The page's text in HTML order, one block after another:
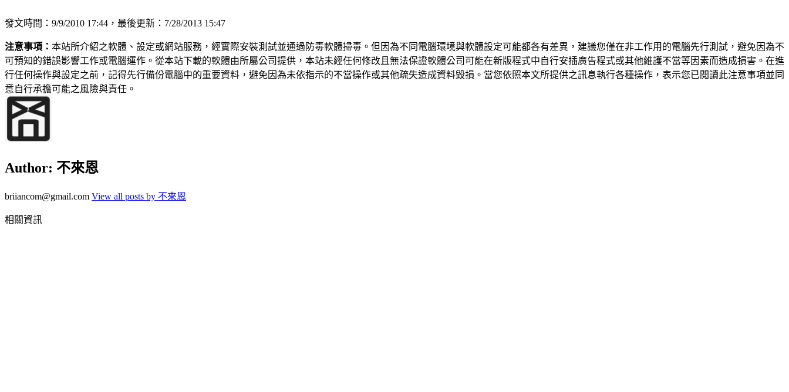
發文時間：9/9/2010 17:44，最後更新：7/28/2013 15:47
注意事項： 本站所介紹之軟體、設定或網站服務，經實際安裝測試並通過防毒軟體掃毒。但因為不同電腦環境與軟體設定可能都各有差異，建議您僅在非工作用的電腦先行測試，避免因為不
可預知的錯誤影響工作或電腦運作。從本站下載的軟體由所屬公司提供，本站未經任何修改且無法保證軟體公司可能在新版程式中自行安插廣告程式或其他維護不當等因素而造成損害。在進
行任何操作與設定之前，記得先行備份電腦中的重要資料，避免因為未依指示的不當操作或其他疏失造成資料毀損。當您依照本文所提供之訊息執行各種操作，表示您已閱讀此注意事項並同
意自行承擔可能之風險與責任。
Author: 不來恩
briiancom@gmail.com View all posts by 不來恩
相關資訊